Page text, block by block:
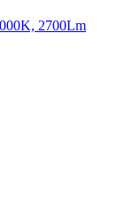
2700Lm